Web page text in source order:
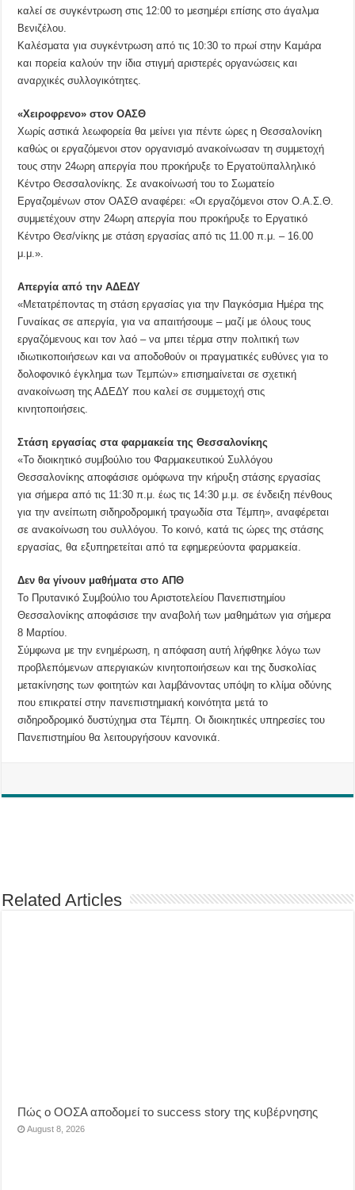
καλεί σε συγκέντρωση στις 12:00 το μεσημέρι επίσης στο άγαλμα
Βενιζέλου.
Καλέσματα για συγκέντρωση από τις 10:30 το πρωί στην Καμάρα
και πορεία καλούν την ίδια στιγμή αριστερές οργανώσεις και
αναρχικές συλλογικότητες.
«Χειροφρενο» στον ΟΑΣΘ
Χωρίς αστικά λεωφορεία θα μείνει για πέντε ώρες η Θεσσαλονίκη
καθώς οι εργαζόμενοι στον οργανισμό ανακοίνωσαν τη συμμετοχή
τους στην 24ωρη απεργία που προκήρυξε το Εργατοϋπαλληλικό
Κέντρο Θεσσαλονίκης. Σε ανακοίνωσή του το Σωματείο
Εργαζομένων στον ΟΑΣΘ αναφέρει: «Οι εργαζόμενοι στον Ο.Α.Σ.Θ.
συμμετέχουν στην 24ωρη απεργία που προκήρυξε το Εργατικό
Κέντρο Θεσ/νίκης με στάση εργασίας από τις 11.00 π.μ. – 16.00
μ.μ.».
Απεργία από την ΑΔΕΔΥ
«Μετατρέποντας τη στάση εργασίας για την Παγκόσμια Ημέρα της
Γυναίκας σε απεργία, για να απαιτήσουμε – μαζί με όλους τους
εργαζόμενους και τον λαό – να μπει τέρμα στην πολιτική των
ιδιωτικοποιήσεων και να αποδοθούν οι πραγματικές ευθύνες για το
δολοφονικό έγκλημα των Τεμπών» επισημαίνεται σε σχετική
ανακοίνωση της ΑΔΕΔΥ που καλεί σε συμμετοχή στις
κινητοποιήσεις.
Στάση εργασίας στα φαρμακεία της Θεσσαλονίκης
«Το διοικητικό συμβούλιο του Φαρμακευτικού Συλλόγου
Θεσσαλονίκης αποφάσισε ομόφωνα την κήρυξη στάσης εργασίας
για σήμερα από τις 11:30 π.μ. έως τις 14:30 μ.μ. σε ένδειξη πένθους
για την ανείπωτη σιδηροδρομική τραγωδία στα Τέμπη», αναφέρεται
σε ανακοίνωση του συλλόγου. Το κοινό, κατά τις ώρες της στάσης
εργασίας, θα εξυπηρετείται από τα εφημερεύοντα φαρμακεία.
Δεν θα γίνουν μαθήματα στο ΑΠΘ
Το Πρυτανικό Συμβούλιο του Αριστοτελείου Πανεπιστημίου
Θεσσαλονίκης αποφάσισε την αναβολή των μαθημάτων για σήμερα
8 Μαρτίου.
Σύμφωνα με την ενημέρωση, η απόφαση αυτή λήφθηκε λόγω των
προβλεπόμενων απεργιακών κινητοποιήσεων και της δυσκολίας
μετακίνησης των φοιτητών και λαμβάνοντας υπόψη το κλίμα οδύνης
που επικρατεί στην πανεπιστημιακή κοινότητα μετά το
σιδηροδρομικό δυστύχημα στα Τέμπη. Οι διοικητικές υπηρεσίες του
Πανεπιστημίου θα λειτουργήσουν κανονικά.
Related Articles
Πώς ο ΟΟΣΑ αποδομεί το success story της κυβέρνησης
August 8, 2026